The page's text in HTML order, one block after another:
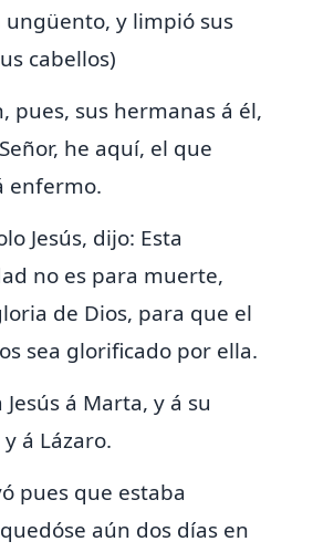
ungüento, y limpió sus
cabellos)
pues, sus hermanas á él,
he aquí, el que
enfermo.
Jesús, dijo: Esta
no es para muerte,
de Dios, para que el
sea glorificado por ella.
Jesús á Marta, y á su
á Lázaro.
pues que estaba
quedóse aún dos días en